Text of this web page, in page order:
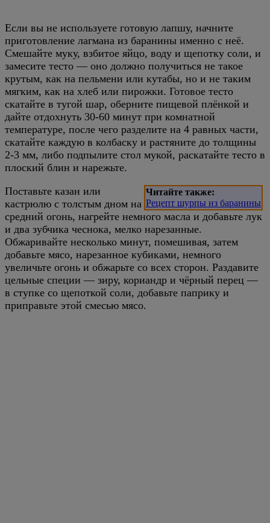
Если вы не используете готовую лапшу, начните
приготовление лагмана из баранины именно с неё.
Смешайте муку, взбитое яйцо, воду и щепотку соли, и
замесите тесто — оно должно получиться не такое
крутым, как на пельмени или кутабы, но и не таким
мягким, как на хлеб или пирожки. Готовое тесто
скатайте в тугой шар, оберните пищевой плёнкой и
дайте отдохнуть 30-60 минут при комнатной
температуре, после чего разделите на 4 равных части,
скатайте каждую в колбаску и растяните до толщины
2-3 мм, либо подпылите стол мукой, раскатайте тесто в
плоский блин и нарежьте.
Читайте также:
Рецепт шурпы из баранины
Поставьте казан или
кастрюлю с толстым дном на
средний огонь, нагрейте немного масла и добавьте лук
и два зубчика чеснока, мелко нарезанные.
Обжаривайте несколько минут, помешивая, затем
добавьте мясо, нарезанное кубиками, немного
увеличьте огонь и обжарьте со всех сторон. Раздавите
цельные специи — зиру, кориандр и чёрный перец —
в ступке со щепоткой соли, добавьте паприку и
приправьте этой смесью мясо.